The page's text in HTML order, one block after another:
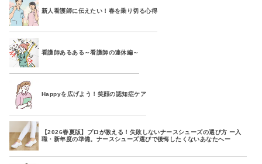
新人看護師に伝えたい！春を乗り切る心得
看護師あるある～看護師の連休編～
Happyを広げよう！笑顔の認知症ケア
【2026春夏版】プロが教える！失敗しないナースシューズの選び方 ー入
職・新年度の準備。ナースシューズ選びで後悔したくないあなたへー